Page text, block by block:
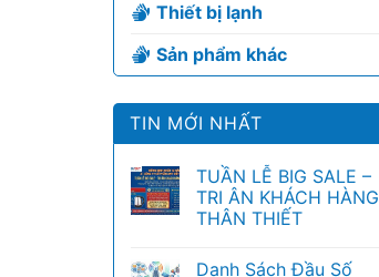
Thiết bị lạnh
Sản phẩm khác
TIN MỚI NHẤT
TUẦN LỄ BIG SALE –
TRI ÂN KHÁCH HÀNG
THÂN THIẾT
Danh Sách Đầu Số